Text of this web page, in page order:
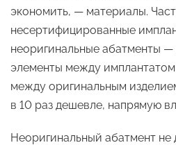
экономить, — материалы.
несертифицированные
неоригинальные абатменты
элементы между
между оригинальным
в 10 раз дешевле, напрямую
Неоригинальный абатмент не